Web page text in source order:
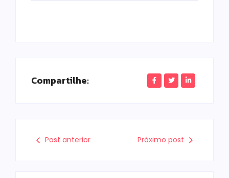
Compartilhe:
Post anterior Próximo post